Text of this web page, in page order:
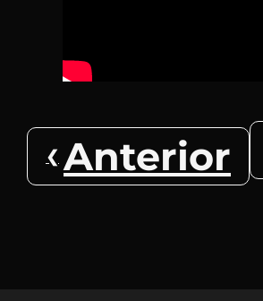
Anterior